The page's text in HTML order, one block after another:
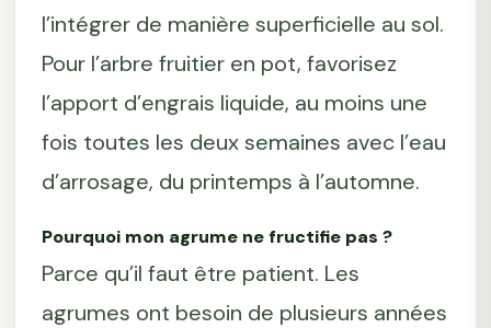
l’intégrer de manière superficielle au sol.
Pour l’arbre fruitier en pot, favorisez
l’apport d’engrais liquide, au moins une
fois toutes les deux semaines avec l’eau
d’arrosage, du printemps à l’automne.
Pourquoi mon agrume ne fructifie pas ?
Parce qu’il faut être patient. Les
agrumes ont besoin de plusieurs années